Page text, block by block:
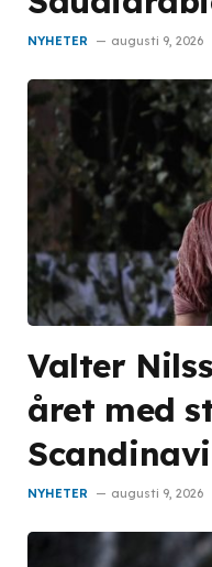
NYHETER augusti 9, 2026
Valter
året med
NYHETER augusti 9, 2026